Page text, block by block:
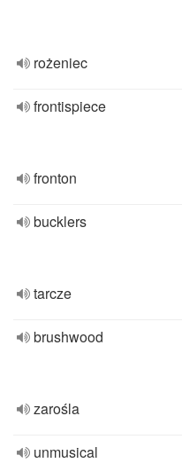
rożeniec
frontispiece
fronton
bucklers
tarcze
brushwood
zarośla
unmusical